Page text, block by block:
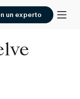
un experto